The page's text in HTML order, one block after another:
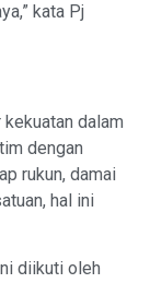
kata Pj
dalam
dengan
rukun, damai
hal ini
diikuti oleh